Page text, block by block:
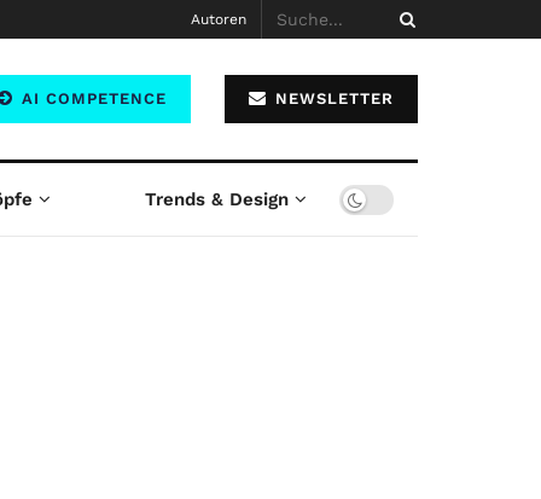
Autoren
AI COMPETENCE NEWSLETTER
Trends & Design